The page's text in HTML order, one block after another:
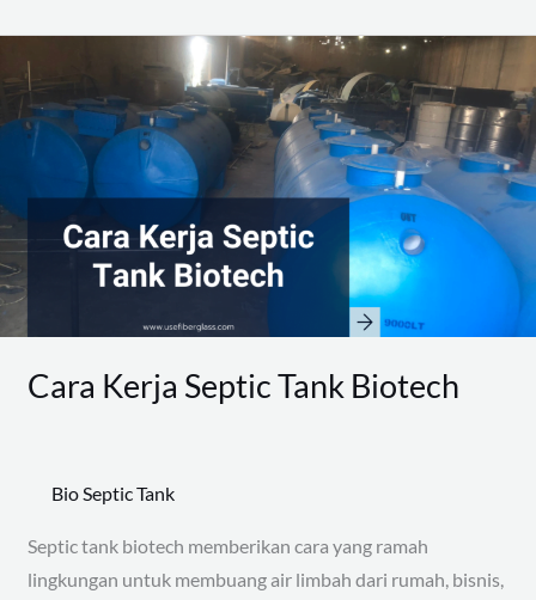
Cara Kerja Septic Tank Biotech
Bio Septic Tank
Septic tank biotech memberikan cara yang ramah
lingkungan untuk membuang air limbah dari rumah, bisnis,
Kerja
Septic
Tank
Biotech